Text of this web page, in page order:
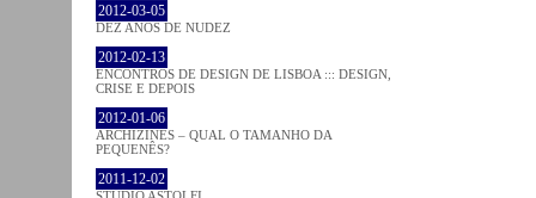
2012-03-05
DEZ ANOS DE NUDEZ
2012-02-13
ENCONTROS DE DESIGN DE LISBOA ::: DESIGN,
CRISE E DEPOIS
2012-01-06
ARCHIZINES – QUAL O TAMANHO DA
PEQUENÊS?
2011-12-02
STUDIO ASTOLFI